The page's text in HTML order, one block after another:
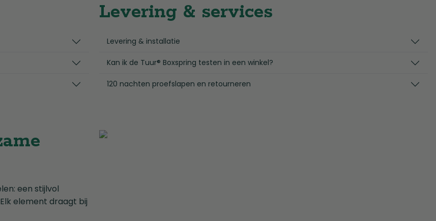
Levering & services
Levering & installatie
Kan ik de Tuur® Boxspring testen in een winkel?
120 nachten proefslapen en retourneren
een stijlvol
element draagt bij